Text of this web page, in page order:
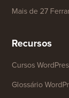
Mais de 27
Recursos
Cursos
Glossário